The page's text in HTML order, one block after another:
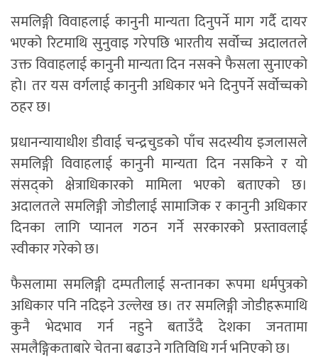
समलिङ्गी विवाहलाई कानुनी मान्यता दिनुपर्ने माग गर्दै दायर
भएको रिटमाथि सुनुवाइ गरेपछि भारतीय सर्वोच्च अदालतले
उक्त विवाहलाई कानुनी मान्यता दिन नसक्ने फैसला सुनाएको
हो। तर यस वर्गलाई कानुनी अधिकार भने दिनुपर्ने सर्वोच्चको
ठहर छ।
प्रधानन्यायाधीश डीवाई चन्द्रचुडको पाँच सदस्यीय इजलासले
समलिङ्गी विवाहलाई कानुनी मान्यता दिन नसकिने र यो
संसद्को क्षेत्राधिकारको मामिला भएको बताएको छ।
अदालतले समलिङ्गी जोडीलाई सामाजिक र कानुनी अधिकार
दिनका लागि प्यानल गठन गर्ने सरकारको प्रस्तावलाई
स्वीकार गरेको छ।
फैसलामा समलिङ्गी दम्पतीलाई सन्तानका रूपमा धर्मपुत्रको
अधिकार पनि नदिइने उल्लेख छ। तर समलिङ्गी जोडीहरूमाथि
कुनै भेदभाव गर्न नहुने बताउँदै देशका जनतामा
समलैङ्गिकताबारे चेतना बढाउने गतिविधि गर्न भनिएको छ।